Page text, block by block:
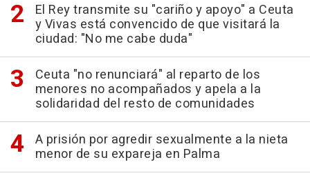
El Rey transmite su "cariño y apoyo" a Ceuta
y Vivas está convencido de que visitará la
ciudad: "No me cabe duda"
Ceuta "no renunciará" al reparto de los
menores no acompañados y apela a la
solidaridad del resto de comunidades
A prisión por agredir sexualmente a la nieta
menor de su expareja en Palma